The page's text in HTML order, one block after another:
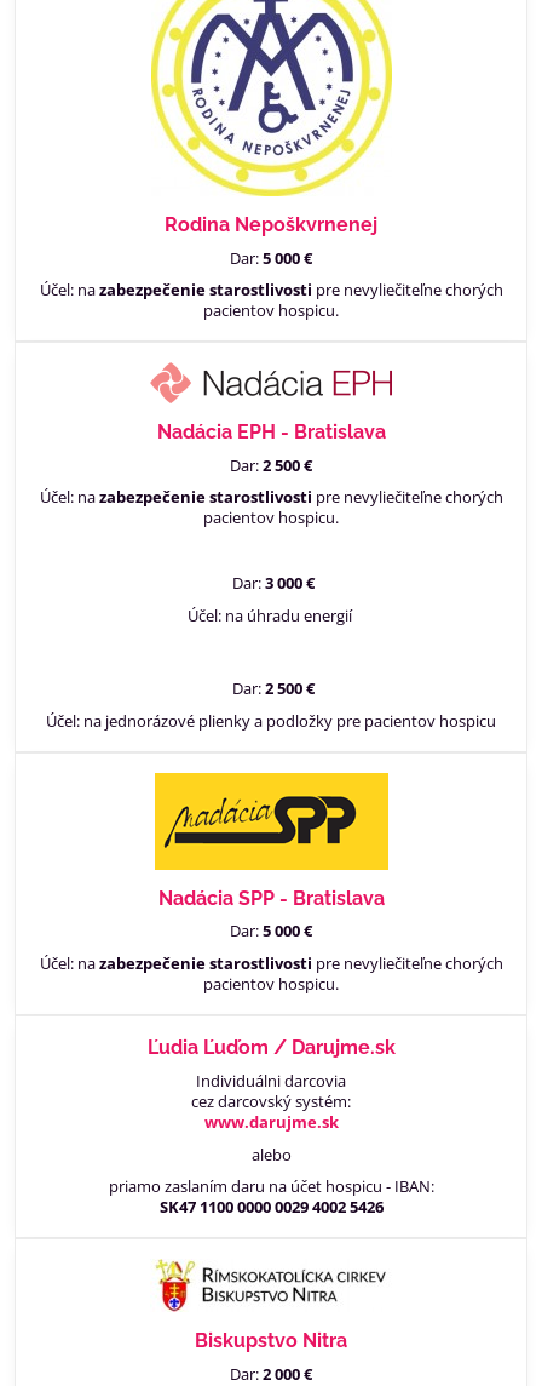
Rodina Nepoškvrnenej
Dar:5 000 €
Účel: nazabezpečenie starostlivosti pre nevyliečiteľne chorých
pacientov hospicu.
Nadácia EPH - Bratislava
Dar:2 500 €
Účel: nazabezpečenie starostlivosti pre nevyliečiteľne chorých
pacientov hospicu.
Dar:3 000 €
Účel: na úhradu energií
Dar:2 500 €
Účel: na jednorázové plienky a podložky pre pacientov hospicu
Nadácia SPP - Bratislava
Dar:5 000 €
Účel: nazabezpečenie starostlivosti pre nevyliečiteľne chorých
pacientov hospicu.
Ľudia Ľuďom / Darujme.sk
Individuálni darcovia
cez darcovský systém:
www.darujme.sk
alebo
priamo zaslaním daru na účet hospicu - IBAN:
SK47 1100 0000 0029 4002 5426
Biskupstvo Nitra
Dar:2 000 €